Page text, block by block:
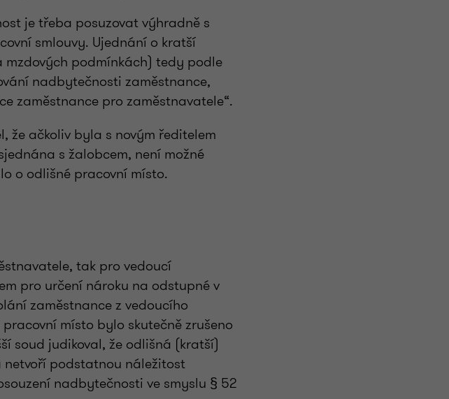
je třeba posuzovat výhradně s
smlouvy. Ujednání o kratší
podmínkách) tedy podle
nadbytečnosti zaměstnance,
zaměstnance pro zaměstnavatele“.
že ačkoliv byla s novým ředitelem
s žalobcem, není možné
o odlišné pracovní místo.
tak pro vedoucí
pro určení nároku na odstupné v
zaměstnance z vedoucího
místo bylo skutečně zrušeno
soud judikoval, že odlišná (kratší)
podstatnou náležitost
nadbytečnosti ve smyslu § 52